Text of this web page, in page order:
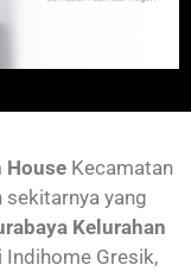
HouseKecamatan
sekitarnya yang
Kelurahan
Gresik,